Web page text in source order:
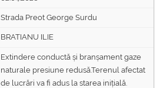
Strada Preot George Surdu
BRATIANU ILIE
Extindere conductă și branșament gaze
naturale presiune redusă.Terenul afectat
de lucrări va fi adus la starea inițială.